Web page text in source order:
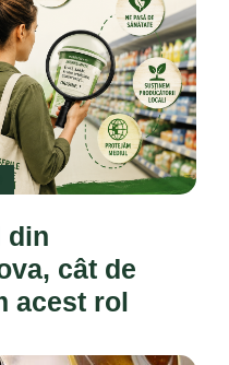
din
cât de
acest rol